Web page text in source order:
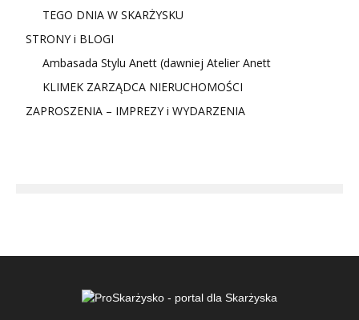
TEGO DNIA W SKARŻYSKU
STRONY i BLOGI
Ambasada Stylu Anett (dawniej Atelier Anett
KLIMEK ZARZĄDCA NIERUCHOMOŚCI
ZAPROSZENIA – IMPREZY i WYDARZENIA